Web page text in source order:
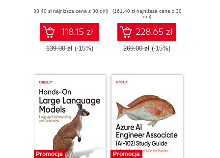
(83,40 zł najniższa cena z 30 dni)
118.15 zł
139.00 zł (-15%)
Systems
(161,40 zł najniższa cena z 30
dni)
228.65 zł
269.00 zł (-15%)
Promocja Promocja